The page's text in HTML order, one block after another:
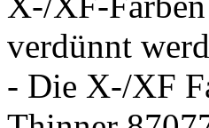
verdünnt
- Die X-/XF